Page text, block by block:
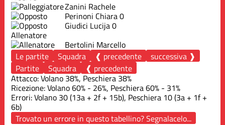
Zanini Rachele
Perinoni Chiara0
Giudici Lucija0
Allenatore
Bertolini Marcello
Le partite
Squadra ❰ precedente
successiva ❱
Partite
Squadra
❰ precedente
Attacco: Volano 38%, Peschiera 38%
Ricezione: Volano 60% - 26%, Peschiera 60% - 31%
Errori: Volano 30 (13a + 2f + 15b), Peschiera 10 (3a + 1f +
6b)
Trovato un errore in questo tabellino? Segnalacelo...